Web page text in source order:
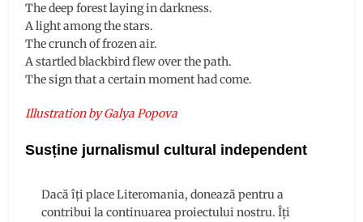
The deep forest laying in darkness.
A light among the stars.
The crunch of frozen air.
A startled blackbird flew over the path.
The sign that a certain moment had come.
Illustration by Galya Popova
Susține jurnalismul cultural independent
Dacă îți place Literomania, donează pentru a
contribui la continuarea proiectului nostru. Îți